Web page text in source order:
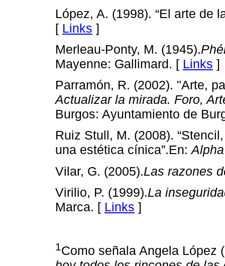
López, A. (1998). “El arte de
[ Links ]
Merleau-Ponty, M. (1945).
Mayenne: Gallimard. [ Links ]
Parramón, R. (2002). "Arte,
Actualizar la mirada. Foro,
Burgos: Ayuntamiento de
Ruiz Stull, M. (2008).
una estética cínica”.En:Alpha
Vilar, G. (2005).Las razones
Virilio, P. (1999).La
Marca. [ Links ]
1Como señala Angela López